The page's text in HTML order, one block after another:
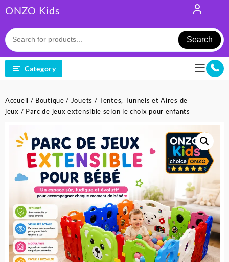
to
content
ONZO Kids
Search
Category
Accueil / Boutique / Jouets /Tentes, Tunnels et Aires de
jeux / Parc de jeux extensible selon le choix pour enfants